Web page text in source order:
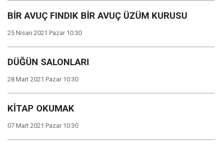
BİR AVUÇ FINDIK BİR AVUÇ ÜZÜM KURUSU
25 Nisan 2021 Pazar 10:30
DÜĞÜN SALONLARI
28 Mart 2021 Pazar 10:30
KİTAP OKUMAK
07 Mart 2021 Pazar 10:30